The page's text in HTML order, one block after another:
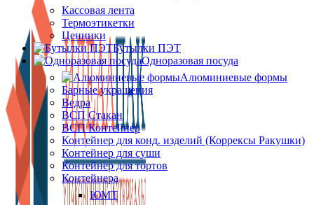
Кассовая лента
Термоэтикетки
Ценники
Бутылки ПЭТ
Одноразовая посуда
Алюминиевые формы
Барные украшения
Ведра
ВСП Стакан
ВСП Контейнер
Контейнер для конд. изделий (Коррексы Ракушки)
Контейнер для суши
Контейнер для тортов
Контейнера
ЮМТ